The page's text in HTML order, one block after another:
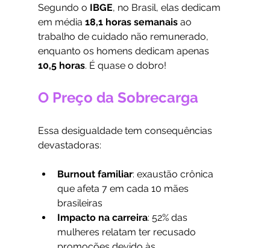
Segundo o IBGE, no Brasil, elas dedicam
em média 18,1 horas semanais ao
trabalho de cuidado não remunerado,
enquanto os homens dedicam apenas
10,5 horas. É quase o dobro!
O Preço da Sobrecarga
Essa desigualdade tem consequências
devastadoras:
Burnout familiar: exaustão crônica
que afeta 7 em cada 10 mães
brasileiras
Impacto na carreira: 52% das
mulheres relatam ter recusado